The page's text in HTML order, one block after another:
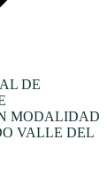
DE
MODALIDAD
VALLE DEL